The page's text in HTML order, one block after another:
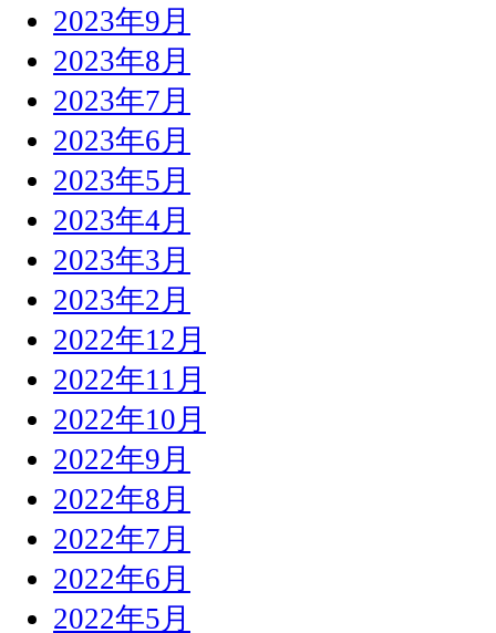
2023年9月
2023年8月
2023年7月
2023年6月
2023年5月
2023年4月
2023年3月
2023年2月
2022年12月
2022年11月
2022年10月
2022年9月
2022年8月
2022年7月
2022年6月
2022年5月